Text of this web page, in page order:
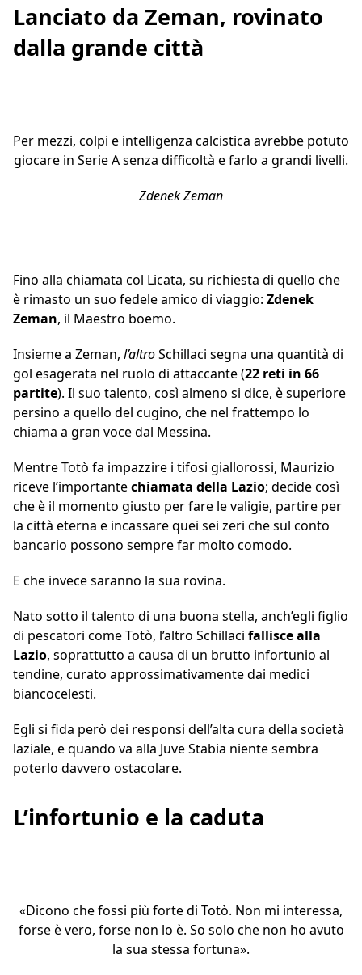
Lanciato da Zeman, rovinato
dalla grande città
Per mezzi, colpi e intelligenza calcistica avrebbe potuto
giocare in Serie A senza difficoltà e farlo a grandi livelli.
Zdenek Zeman
Fino alla chiamata col Licata, su richiesta di quello che
è rimasto un suo fedele amico di viaggio: Zdenek
Zeman, il Maestro boemo.
Insieme a Zeman, l’altroSchillaci segna una quantità di
gol esagerata nel ruolo di attaccante (22 reti in 66
partite). Il suo talento, così almeno si dice, è superiore
persino a quello del cugino, che nel frattempo lo
chiama a gran voce dal Messina.
Mentre Totò fa impazzire i tifosi giallorossi, Maurizio
riceve l’importantechiamata della Lazio; decide così
che è il momento giusto per fare le valigie, partire per
la città eterna e incassare quei sei zeri che sul conto
bancario possono sempre far molto comodo.
E che invece saranno la sua rovina.
Nato sotto il talento di una buona stella, anch’egli figlio
di pescatori come Totò, l’altro Schillaci fallisce alla
Lazio, soprattutto a causa di un brutto infortunio al
tendine, curato approssimativamente dai medici
biancocelesti.
Egli si fida però dei responsi dell’alta cura della società
laziale, e quando va alla Juve Stabia niente sembra
poterlo davvero ostacolare.
L’infortunio e la caduta
«Dicono che fossi più forte di Totò. Non mi interessa,
forse è vero, forse non lo è. So solo che non ho avuto
la sua stessa fortuna».